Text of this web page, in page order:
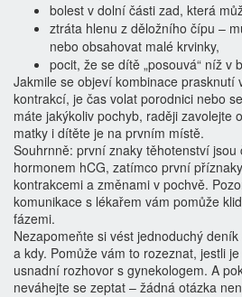
bolest v dolní části zad, která
ztráta hlenu z děložního čípu –
nebo obsahovat malé krvinky,
pocit, že se dítě „posouvá“ níž v
Jakmile se objeví kombinace prasknutí
kontrakcí, je čas volat porodnici nebo
máte jakýkoliv pochyb, raději zavolejte
matky i dítěte je na prvním místě.
Souhrnně: první znaky těhotenství
hormonem hCG, zatímco první
kontrakcemi a změnami v pochvě.
komunikace s lékařem vám pomůže
fázemi.
Nezapomeňte si vést jednoduchý
a kdy. Pomůže vám to rozeznat, jestli
usnadní rozhovor s gynekologem. A
neváhejte se zeptat – žádná otázka